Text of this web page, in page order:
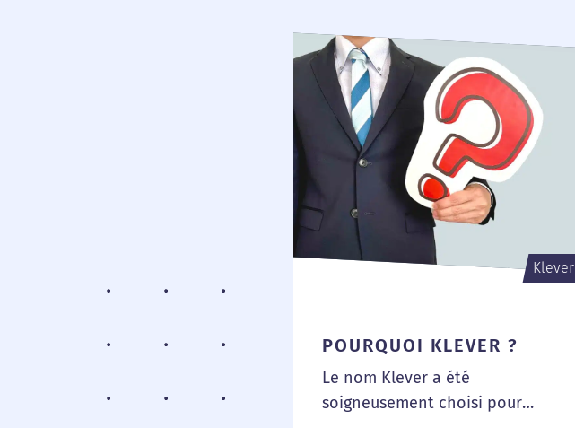
Klever
POURQUOI KLEVER ?
Le nom Klever a été
soigneusement choisi pour